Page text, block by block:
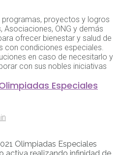
proyectos y logros
Asociaciones, ONG y demás
ofrecer bienestar y salud de
con condiciones especiales.
en caso de necesitarlo y
con sus nobles iniciativas
Especiales
Olimpiadas Especiales
activa realizando infinidad de